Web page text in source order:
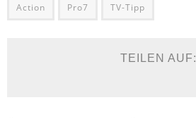
Action Pro7 TV-Tipp
TEILEN AUF: